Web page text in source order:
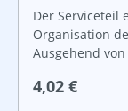
Der Serviceteil
Organisation
Ausgehend
erläutert.
Regulärer
4,02 €